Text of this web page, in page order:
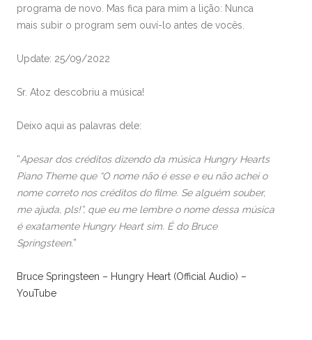
programa de novo. Mas fica para mim a lição: Nunca
mais subir o program sem ouví-lo antes de vocês.
Update: 25/09/2022
Sr. Atoz descobriu a música!
Deixo aqui as palavras dele:
“Apesar dos créditos dizendo da música Hungry Hearts
Piano Theme que “O nome não é esse e eu não achei o
nome correto nos créditos do filme. Se alguém souber,
me ajuda, pls!”, que eu me lembre o nome dessa música
é exatamente Hungry Heart sim. É do Bruce
Springsteen.”
Bruce Springsteen – Hungry Heart (Official Audio) –
YouTube